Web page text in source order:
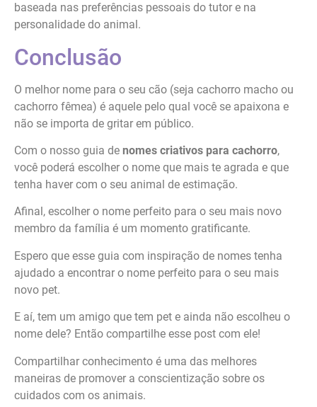
baseada nas preferências pessoais do tutor e na
personalidade do animal.
Conclusão
O melhor nome para o seu cão (seja cachorro macho ou
cachorro fêmea) é aquele pelo qual você se apaixona e
não se importa de gritar em público.
Com o nosso guia de nomes criativos para cachorro,
você poderá escolher o nome que mais te agrada e que
tenha haver com o seu animal de estimação.
Afinal, escolher o nome perfeito para o seu mais novo
membro da família é um momento gratificante.
Espero que esse guia com inspiração de nomes tenha
ajudado a encontrar o nome perfeito para o seu mais
novo pet.
E aí, tem um amigo que tem pet e ainda não escolheu o
nome dele? Então compartilhe esse post com ele!
Compartilhar conhecimento é uma das melhores
maneiras de promover a conscientização sobre os
cuidados com os animais.